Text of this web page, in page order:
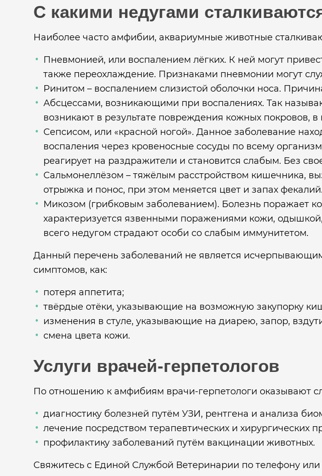
С какими недугами
Наиболее часто амфибии, аквариумные животные
Пневмонией, или воспалением лёгких. К ней могут
также переохлаждение. Признаками пневмонии могут
Ринитом – воспалением слизистой оболочки носа.
Абсцессами, возникающими при воспалениях. Так
возникают в результате повреждения кожных покровов,
Сепсисом, или «красной ногой». Данное заболевание
воспаления через кровеносные сосуды по всему
реагирует на раздражители и становится слабым. Без
Сальмонеллёзом – тяжёлым расстройством кишечника,
отрыжка и понос, при этом меняется цвет и запах фекалий.
Микозом (грибковым заболеванием). Болезнь поражает
характеризуется язвенными поражениями кожи,
всего недугом страдают особи со слабым иммунитетом.
Данный перечень заболеваний не является
симптомов, как:
потеря аппетита;
твёрдые отёки, указывающие на возможную закупорку
изменения в стуле, указывающие на диарею, запор,
смена цвета кожи.
Услуги врачей-герпетологов
По отношению к амфибиям врачи-герпетологи оказывают
диагностику болезней путём УЗИ, рентгена и анализа
лечение посредством терапевтических и хирургических
профилактику заболеваний путём вакцинации животных.
Свяжитесь с Единой Службой Ветеринарии по телефону